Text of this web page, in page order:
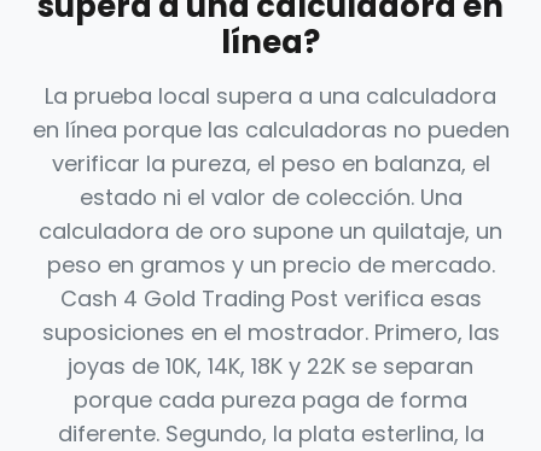
línea?
La prueba local supera a una calculadora
en línea porque las calculadoras no pueden
verificar la pureza, el peso en balanza, el
estado ni el valor de colección. Una
calculadora de oro supone un quilataje, un
peso en gramos y un precio de mercado.
Cash 4 Gold Trading Post verifica esas
suposiciones en el mostrador. Primero, las
joyas de 10K, 14K, 18K y 22K se separan
porque cada pureza paga de forma
diferente. Segundo, la plata esterlina, la